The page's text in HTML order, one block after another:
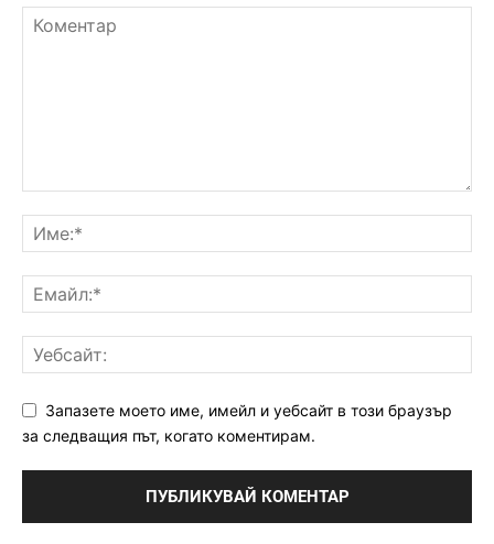
Запазете моето име, имейл и уебсайт в този браузър
за следващия път, когато коментирам.